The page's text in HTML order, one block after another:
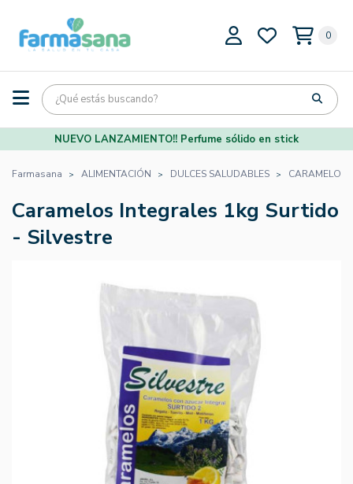
0
NUEVO LANZAMIENTO!! Perfume sólido en stick
Farmasana ALIMENTACIÓN DULCES SALUDABLES CARAMELOS
Caramelos Integrales 1kg Surtido
- Silvestre